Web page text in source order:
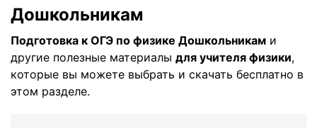
Дошкольникам
Подготовка к ОГЭ по физике Дошкольникам и
другие полезные материалы для учителя физики,
которые вы можете выбрать и скачать бесплатно в
этом разделе.